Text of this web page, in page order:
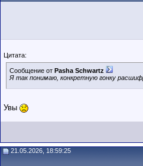
Цитата:
Сообщение от Pasha Schwartz
Я так понимаю, конкретную гонку
Увы
21.05.2026, 18:59:25